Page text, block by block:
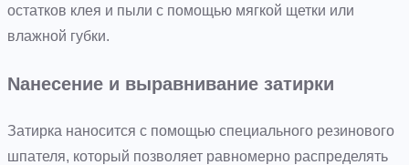
остатков клея и пыли с помощью мягкой щетки или
влажной губки.
Nанесение и выравнивание затирки
Затирка наносится с помощью специального резинового
шпателя, который позволяет равномерно распределять